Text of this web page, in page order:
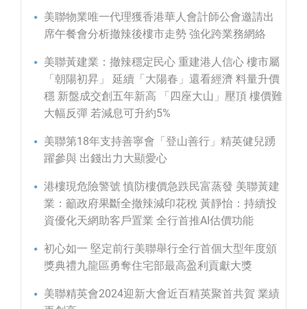
美聯物業唯一代理獲香港華人會計師公會邀請出
席午餐會分析撤辣後樓市走勢 強化跨業務網絡
美聯黃建業：撤辣穩定民心 重建港人信心 樓市屬
「朝陽初昇」 延續「大陽春」還看經濟 料量升價
穩 新盤成交創五年新高 「四座大山」壓頂 樓價難
大幅反彈 若減息可升約5%
美聯第18年支持善寧會「登山善行」精英健兒踴
躍參與 出錢出力大顯愛心
港樓現危險警號 慎防樓價急跌民富蒸發 美聯黃建
業：籲政府果斷全撤辣減印花稅 黃靜怡：持續投
資優化天網助客戶置業 全行首推AI估價功能
初心如一 堅定前行美聯舉行全行首個大型年度頒
獎典禮九龍區勇奪住宅部最高盈利貢獻大獎
美聯精英會2024迎新大會近百精英聚首共賀 業績